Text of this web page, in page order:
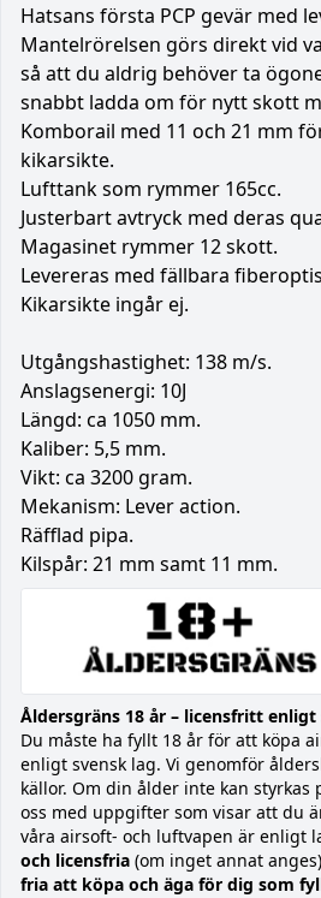
Hatsans första PCP gevär med
Mantelrörelsen görs direkt vid
så att du aldrig behöver ta
snabbt ladda om för nytt skott
Komborail med 11 och 21 mm
kikarsikte.
Lufttank som rymmer 165cc.
Justerbart avtryck med deras
Magasinet rymmer 12 skott.
Levereras med fällbara
Kikarsikte ingår ej.
Utgångshastighet: 138 m/s.
Anslagsenergi: 10J
Längd: ca 1050 mm.
Kaliber: 5,5 mm.
Vikt: ca 3200 gram.
Mekanism: Lever action.
Räfflad pipa.
Kilspår: 21 mm samt 11 mm.
Åldersgräns 18 år – licensfritt enligt
Du måste ha fyllt 18 år för att köpa
enligt svensk lag. Vi genomför
källor. Om din ålder inte kan styrkas
oss med uppgifter som visar att du
våra airsoft- och luftvapen är enligt
och licensfria (om inget annat
fria att köpa och äga för dig som